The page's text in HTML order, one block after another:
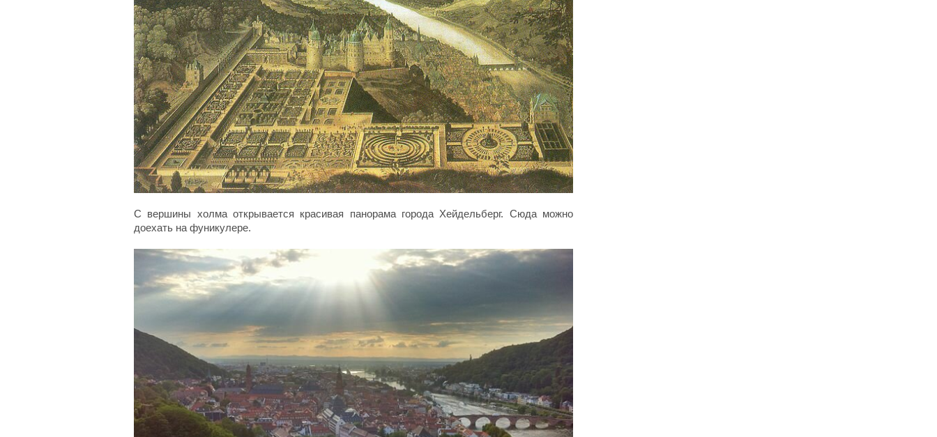
С вершины холма открывается красивая панорама города Хейдельберг. Сюда можно
доехать на фуникулере.